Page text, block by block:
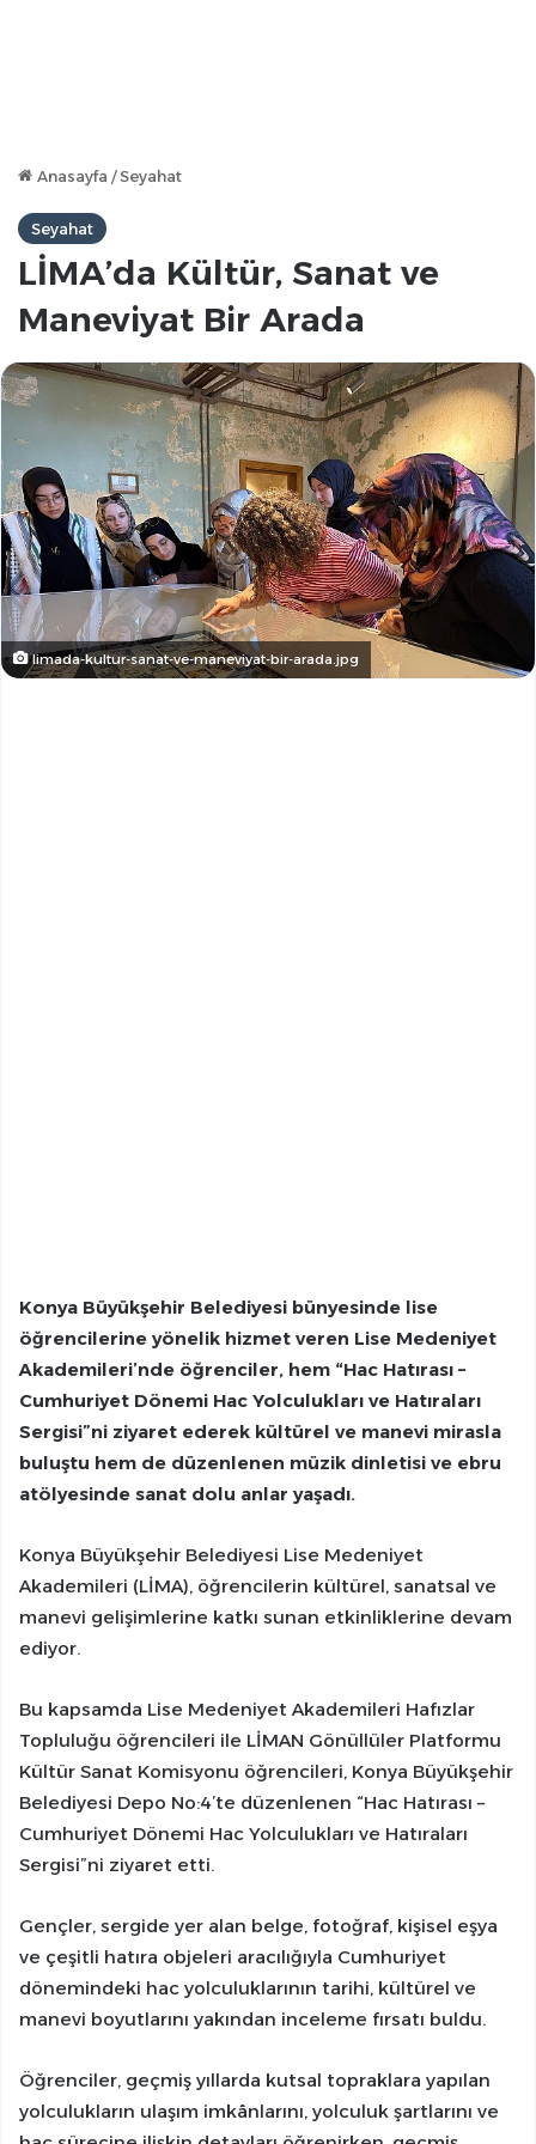
Anasayfa /Seyahat
Seyahat
LİMA’da Kültür, Sanat ve
Maneviyat Bir Arada
limada-kultur-sanat-ve-maneviyat-bir-arada.jpg
Konya Büyükşehir Belediyesi bünyesinde lise
öğrencilerine yönelik hizmet veren Lise Medeniyet
Akademileri’nde öğrenciler, hem “Hac Hatırası –
Cumhuriyet Dönemi Hac Yolculukları ve Hatıraları
Sergisi”ni ziyaret ederek kültürel ve manevi mirasla
buluştu hem de düzenlenen müzik dinletisi ve ebru
atölyesinde sanat dolu anlar yaşadı.
Konya Büyükşehir Belediyesi Lise Medeniyet
Akademileri (LİMA), öğrencilerin kültürel, sanatsal ve
manevi gelişimlerine katkı sunan etkinliklerine devam
ediyor.
Bu kapsamda Lise Medeniyet Akademileri Hafızlar
Topluluğu öğrencileri ile LİMAN Gönüllüler Platformu
Kültür Sanat Komisyonu öğrencileri, Konya Büyükşehir
Belediyesi Depo No:4’te düzenlenen “Hac Hatırası –
Cumhuriyet Dönemi Hac Yolculukları ve Hatıraları
Sergisi”ni ziyaret etti.
Gençler, sergide yer alan belge, fotoğraf, kişisel eşya
ve çeşitli hatıra objeleri aracılığıyla Cumhuriyet
dönemindeki hac yolculuklarının tarihi, kültürel ve
manevi boyutlarını yakından inceleme fırsatı buldu.
Öğrenciler, geçmiş yıllarda kutsal topraklara yapılan
yolculukların ulaşım imkânlarını, yolculuk şartlarını ve